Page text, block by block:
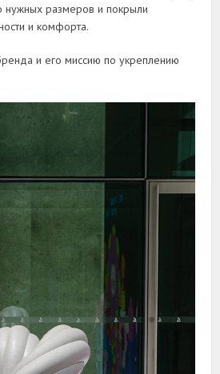
размеров и покрыли
и комфорта.
и его миссию по укреплению